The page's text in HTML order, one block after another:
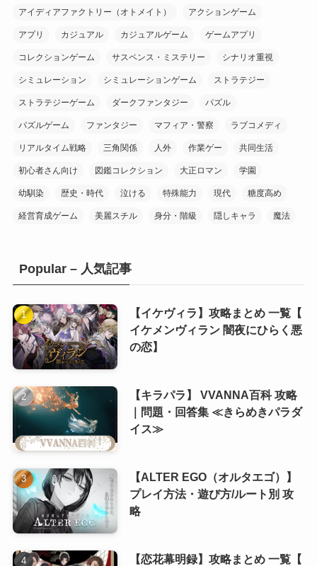
(20)
(1)
(1)
(10)
(6)
(8)
(8)
(9)
(7)
(10)
(1)
(11)
(5)
(7)
(8)
(8)
アイディアファクトリー（オトメイト） アクションゲーム
アプリ カジュアル カジュアルゲーム ゲームアプリ
コレクションゲーム サスペンス・ミステリー シナリオ重視
シミュレーション シミュレーションゲーム ストラテジー
ストラテジーゲーム ダークファンタジー パズル
パズルゲーム ファンタジー マフィア・警察 ラブコメディ
リアルタイム戦略 三角関係 人外 作業ゲー 共同生活
初心者さん向け 図鑑コレクション 大正ロマン 学園
幼馴染 歴史・時代 泣ける 特殊能力 現代 糖度高め
経営育成ゲーム 美麗スチル 身分・階級 隠しキャラ 魔法
Popular – 人気記事
【イケヴィラ】攻略まとめ 一覧【
イケメンヴィラン 闇夜にひらく悪
の恋】
【キラパラ】 VVANNA百科 攻略
｜問題・回答集 ≪きらめきパラダ
イス≫
【ALTER EGO（オルタエゴ）】
プレイ方法・遊び方/ルート別 攻
略
【恋花幕明録】攻略まとめ 一覧【